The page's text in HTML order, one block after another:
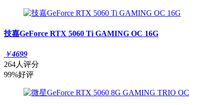
技嘉GeForce RTX 5060 Ti GAMING OC 16G
￥4699
264人评分
99%好评